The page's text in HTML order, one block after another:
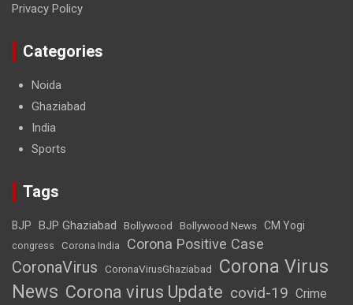
Privacy Policy
Categories
Noida
Ghaziabad
India
Sports
Tags
BJP BJP Ghaziabad Bollywood Bollywood News CM Yogi
congress Corona India Corona Positive Case
CoronaVirus CoronaVirusGhaziabad
Corona Virus
News Corona virus Update covid-19 Crime